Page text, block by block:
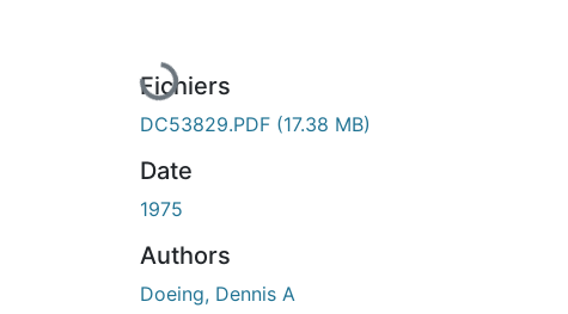
Fichiers
DC53829.PDF (17.38 MB)
Date
1975
Authors
Doeing, Dennis A